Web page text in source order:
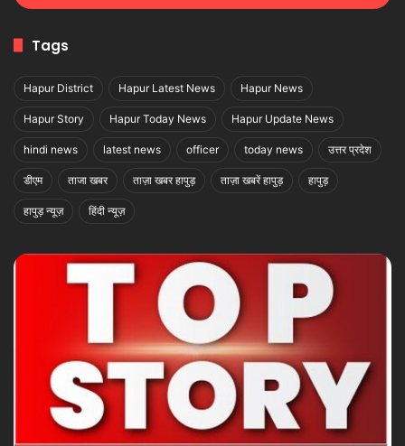
Tags
Hapur District Hapur Latest News Hapur News
Hapur Story Hapur Today News Hapur Update News
hindi news latest news officer today news उत्तर प्रदेश
डीएम ताजा खबर ताज़ा खबर हापुड़ ताज़ा खबरें हापुड़ हापुड़
हापुड़ न्यूज़ हिंदी न्यूज़